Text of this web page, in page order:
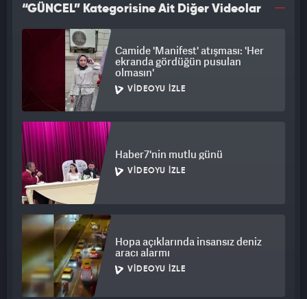
“GÜNCEL” Kategorisine Ait Diğer Videolar
Camide 'Manifest' atışması: 'Her
ekranda gördüğün pusulan
olmasın'
VIDEOYU İZLE
Haber7'nin mutlu günü
VIDEOYU İZLE
Hopa açıklarında insansız deniz
aracı alarmı
VIDEOYU İZLE